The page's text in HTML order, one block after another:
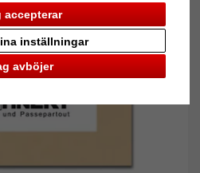
accepterar
avböjer
inställningar